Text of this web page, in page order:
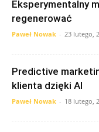
Eksperymentalny
regenerować
Paweł Nowak - 23 lutego,
Predictive
klienta dzięki AI
Paweł Nowak - 18 lutego,